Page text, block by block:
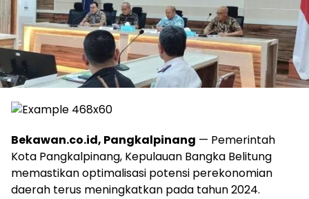
Bekawan.co.id, Pangkalpinang — Pemerintah
Kota Pangkalpinang, Kepulauan Bangka Belitung
memastikan optimalisasi potensi perekonomian
daerah terus meningkatkan pada tahun 2024.